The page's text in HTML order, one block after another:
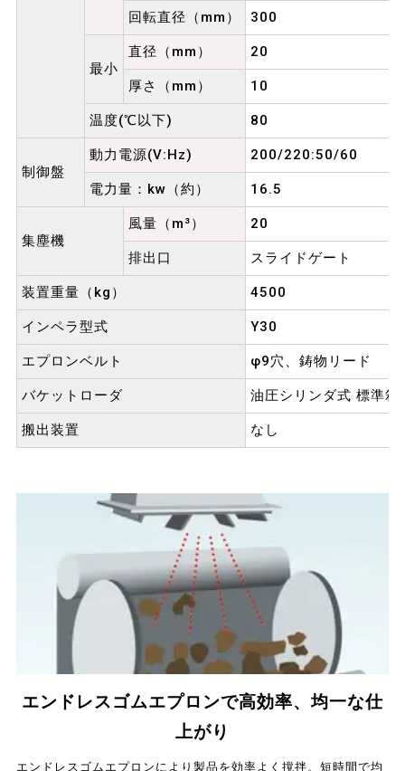
回転直径（mm） 300
最小
直径（mm） 20
厚さ（mm） 10
温度(℃以下) 80
制御盤
動力電源(V:Hz) 200/220:50/60
電力量：kw（約） 16.5
集塵機
風量（m³） 20
排出口 スライドゲート
装置重量（kg） 4500
インペラ型式 Y30
エプロンベルト φ9穴、鋳物リード
バケットローダ 油圧シリンダ式 標準
搬出装置 なし
エンドレスゴムエプロンで高効率、均一な仕
上がり
エンドレスゴムエプロンにより製品を効率よく撹拌。短時間で均